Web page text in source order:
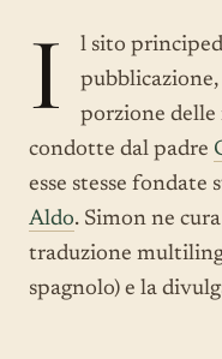
I
l sito
porzione delle
condotte dal padre
esse stesse
Aldo. Simon ne
traduzione
spagnolo) e la